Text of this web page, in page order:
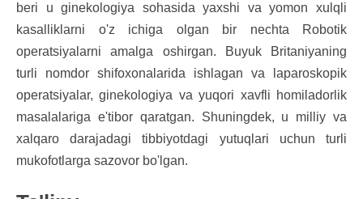
beri u ginekologiya sohasida yaxshi va yomon xulqli
kasalliklarni o'z ichiga olgan bir nechta Robotik
operatsiyalarni amalga oshirgan. Buyuk Britaniyaning
turli nomdor shifoxonalarida ishlagan va laparoskopik
operatsiyalar, ginekologiya va yuqori xavfli homiladorlik
masalalariga e'tibor qaratgan. Shuningdek, u milliy va
xalqaro darajadagi tibbiyotdagi yutuqlari uchun turli
mukofotlarga sazovor bo'lgan.